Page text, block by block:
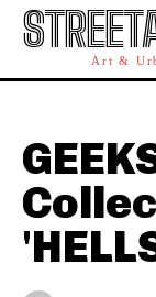
Art &